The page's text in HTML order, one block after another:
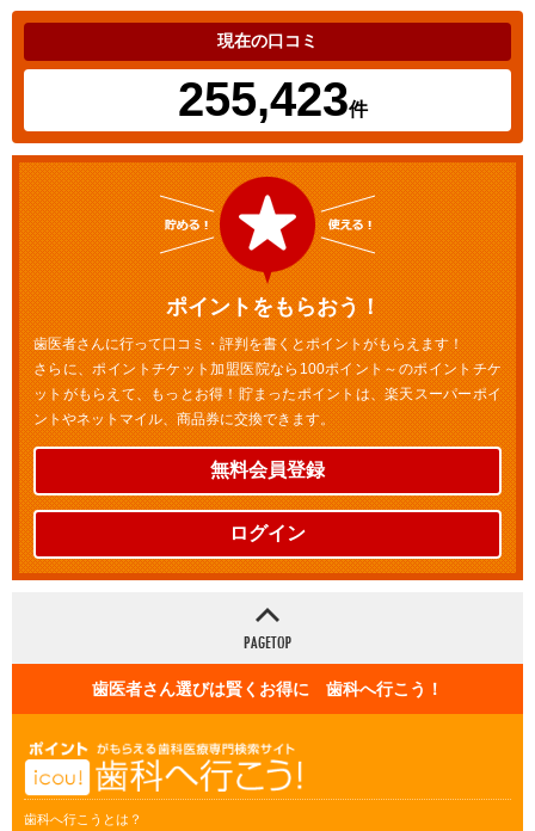
現在の口コミ
255,423件
ポイントをもらおう！
歯医者さんに行って口コミ・評判を書くとポイントがもらえます！
さらに、ポイントチケット加盟医院なら100ポイント～のポイントチケ
ットがもらえて、もっとお得！貯まったポイントは、楽天スーパーポイ
ントやネットマイル、商品券に交換できます。
無料会員登録
ログイン
歯医者さん選びは賢くお得に 歯科へ行こう！
歯科へ行こうとは？